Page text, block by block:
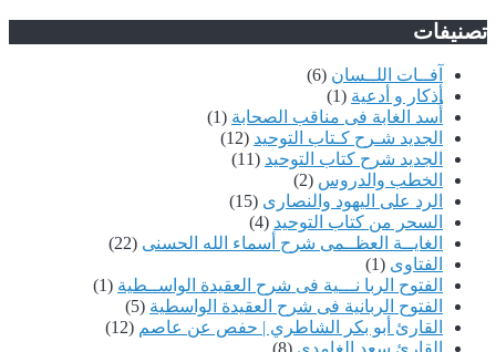
تصنيفات
آفــات اللــسان (6)
أذكار و أدعية (1)
أُسد الغابة فى مناقب الصحابة (1)
الجديد شـرح كـتاب التوحيد (12)
الجديد شرح كتاب التوحيد (11)
الخطب والدروس (2)
الرد على اليهود والنصارى (15)
السحر من كتاب التوحيد (4)
الغايــة العظــمى شرح أسماء الله الحسنى (22)
الفتاوى (1)
الفتوح الربا نـــية فى شرح العقيدة الواســطية (1)
الفتوح الربانية فى شرح العقيدة الواسطية (5)
القارئ أبو بكر الشاطري | حفص عن عاصم (12)